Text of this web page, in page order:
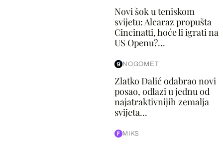
Novi šok u teniskom
svijetu: Alcaraz propušta
Cincinatti, hoće li igrati na
US Openu?...
NOGOMET
Zlatko Dalić odabrao novi
posao, odlazi u jednu od
najatraktivnijih zemalja
svijeta...
MIKS